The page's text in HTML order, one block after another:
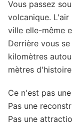
Vous passez
volcanique.
ville elle-même
Derrière vous
kilomètres
mètres
Ce n'est pas
Pas une
Pas une